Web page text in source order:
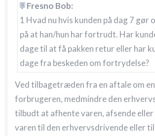
Fresno Bob:
1 Hvad nu hvis kunden på dag 7 gør
på at han/hun har fortrudt. Har
dage til at få pakken retur eller har
dage fra beskeden om fortrydelse?
Ved tilbagetræden fra en aftale om
forbrugeren, medmindre den
tilbudt at afhente varen, afsende
varen til den erhvervsdrivende eller til